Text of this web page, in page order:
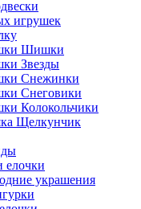
игрушек
Шишки
Звезды
Снежинки
Снеговики
Колокольчики
Щелкунчик
елочки
украшения